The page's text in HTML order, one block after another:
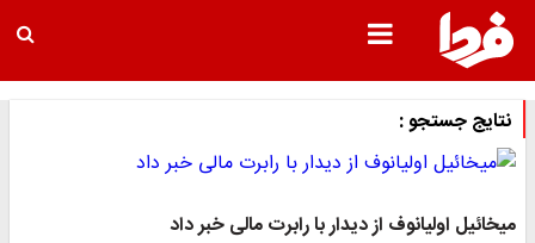
نتایج جستجو :
میخائیل اولیانوف از دیدار با رابرت مالی خبر داد